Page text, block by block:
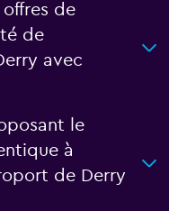
de
de
avec
le
à
de Derry